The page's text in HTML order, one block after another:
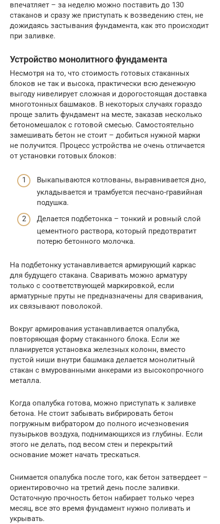
впечатляет – за неделю можно поставить до 130
стаканов и сразу же приступать к возведению стен, не
дожидаясь застывания фундамента, как это происходит
при заливке.
Устройство монолитного фундамента
Несмотря на то, что стоимость готовых стаканных
блоков не так и высока, практически всю денежную
выгоду нивелирует сложная и дорогостоящая доставка
многотонных башмаков. В некоторых случаях гораздо
проще залить фундамент на месте, заказав несколько
бетономешалок с готовой смесью. Самостоятельно
замешивать бетон не стоит – добиться нужной марки
не получится. Процесс устройства не очень отличается
от установки готовых блоков:
Выкапываются котлованы, выравнивается дно,
укладывается и трамбуется песчано-гравийная
подушка.
Делается подбетонка – тонкий и ровный слой
цементного раствора, который предотвратит
потерю бетонного молочка.
На подбетонку устанавливается армирующий каркас
для будущего стакана. Сваривать можно арматуру
только с соответствующей маркировкой, если
арматурные пруты не предназначены для сваривания,
их связывают поволокой.
Вокруг армирования устанавливается опалубка,
повторяющая форму стаканного блока. Если же
планируется установка железных колонн, вместо
пустой ниши внутри башмака делается монолитный
стакан с вмурованными анкерами из высокопрочного
металла.
Когда опалубка готова, можно приступать к заливке
бетона. Не стоит забывать вибрировать бетон
погружным вибратором до полного исчезновения
пузырьков воздуха, поднимающихся из глубины. Если
этого не делать, под весом стен и перекрытий
основание может начать трескаться.
Снимается опалубка после того, как бетон затвердеет –
ориентировочно на третий день после заливки.
Остаточную прочность бетон набирает только через
месяц, все это время фундамент нужно поливать и
укрывать.